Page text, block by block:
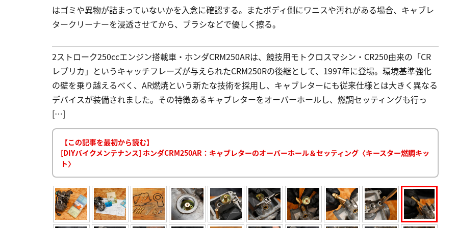
はゴミや異物が詰まっていないかを入念に確認する。またボディ側にワニスや汚れがある場合、キャブレ
タークリーナーを浸透させてから、ブラシなどで優しく擦る。
2ストローク250ccエンジン搭載車・ホンダCRM250ARは、競技用モトクロスマシン・CR250由来の「CR
レプリカ」というキャッチフレーズが与えられたCRM250Rの後継として、1997年に登場。環境基準強化
の壁を乗り越えるべく、AR燃焼という新たな技術を採用し、キャブレターにも従来仕様とは大きく異なる
デバイスが装備されました。その特徴あるキャブレターをオーバーホールし、燃調セッティングも行っ
[…]
【この記事を最初から読む】
[DIYバイクメンテナンス] ホンダCRM250AR：キャブレターのオーバーホール＆セッティング〈キースター燃調キッ
ト〉